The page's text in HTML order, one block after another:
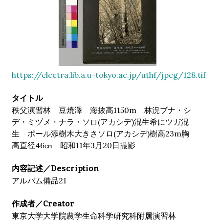
タイトル
秩父演習林 豆焼澤 海抜高1150m 林況ブナ・シ
デ・ミヅメ・ナラ・ソロ(アカシデ)混生希にツガ混
生 ポール添樹木大きさソロ(アカシデ)樹高23m胸
高直径46㎝ 昭和11年3月20日撮影
内容記述／Description
アルバム備品21
作成者／Creator
東京大学大学院農学生命科学研究科附属演習林
https://electra.lib.a.u-tokyo.ac.jp/uthf/jpeg/128.tif